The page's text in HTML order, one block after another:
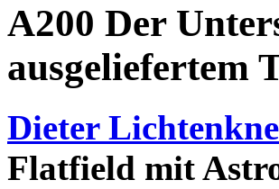
A200 Der
ausgeliefertem
Dieter
Flatfield mit